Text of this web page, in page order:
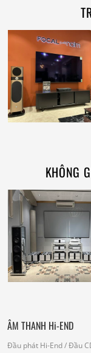
KHÔNG
ÂM THANH Hi-END
Đầu phát Hi-End/ Đầu